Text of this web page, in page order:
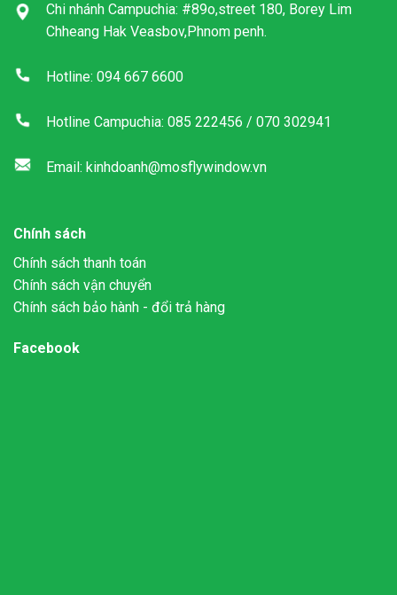
Chi nhánh Campuchia: #89o,street 180, Borey Lim
Chheang Hak Veasbov,Phnom penh.
Hotline: 094 667 6600
Hotline Campuchia: 085 222456 / 070 302941
Email: kinhdoanh@mosflywindow.vn
Chính sách
Chính sách thanh toán
Chính sách vận chuyển
Chính sách bảo hành - đổi trả hàng
Facebook